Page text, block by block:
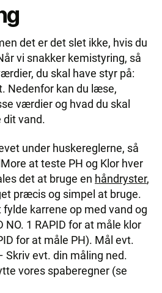
det er det slet ikke, hvis du
vi snakker kemistyring, så
du skal have styr på:
Nedenfor kan du læse,
værdier og hvad du skal
dit vand.
under huskereglerne, så
at teste PH og Klor hver
det at bruge en håndryster,
præcis og simpel at bruge.
fylde karrene op med vand og
1 RAPID for at måle klor
for at måle PH). Mål evt.
evt. din måling ned.
vores spaberegner (se